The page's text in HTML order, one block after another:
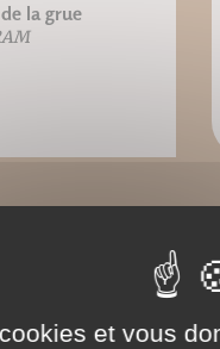
la grue
et vous